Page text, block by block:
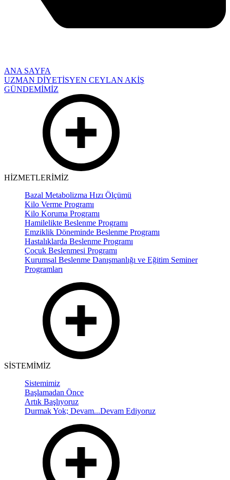
ANA SAYFA
UZMAN DİYETİSYEN CEYLAN AKİŞ
GÜNDEMİMİZ
HİZMETLERİMİZ
Bazal Metabolizma Hızı Ölçümü
Kilo Verme Programı
Kilo Koruma Programı
Hamilelikte Beslenme Programı
Emziklik Döneminde Beslenme Programı
Hastalıklarda Beslenme Programı
Çocuk Beslenmesi Programı
Kurumsal Beslenme Danışmanlığı ve Eğitim Seminer
Programları
SİSTEMİMİZ
Sistemimiz
Başlamadan Önce
Artık Başlıyoruz
Durmak Yok; Devam...Devam Ediyoruz